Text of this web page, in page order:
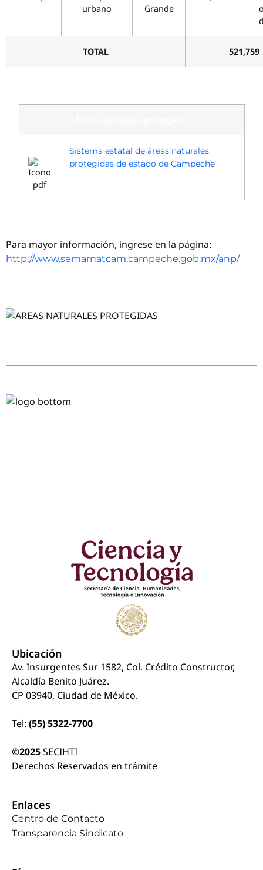
urbano
Grande
TOTAL 521,759
Sistema estatal de áreas naturales
protegidas de estado de Campeche
Para mayor información, ingrese en la página:
http://www.semarnatcam.campeche.gob.mx/anp/
Ubicación
Av. Insurgentes Sur 1582, Col. Crédito Constructor,
Alcaldía Benito Juárez.
CP 03940, Ciudad de México.
Tel: (55) 5322-7700
©2025SECIHTI
Derechos Reservados en trámite
Enlaces
Centro de Contacto
Transparencia Sindicato